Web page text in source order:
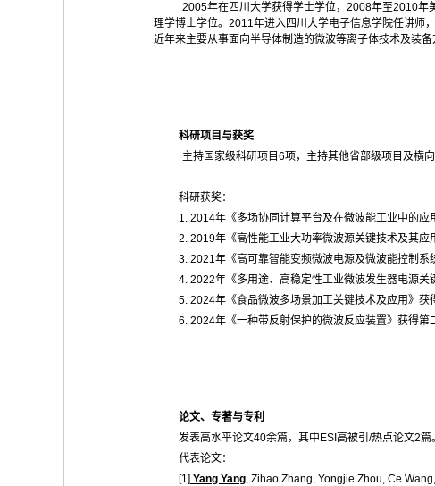
2005年在四川大学获得学士学位， 2008年至2010年
理学博士学位。 2011年进入四川大学电子信息学院任讲师
近年来主要从事面向半导体制造的微波等离子体技术及装备
科研项目与获奖
主持国家级科研项目 6项，主持其他省部级项目及横向
科研获奖：
1. 2014年《多场协同计算平台及在微波能工业中的应
2. 2019年《高性能工业大功率微波源关键技术及其应
3. 2021年《高可靠智能变频微波电源及微波能控制系
4. 2022年《多用途、高稳定性工业微波发生器电源关
5. 2024年《食品微波多场景加工关键技术及应用》获
6. 2024年《一种带反射保护的微波反应装置》获得第
论文、专著与专利
发表高水平论文40余篇，其中 ESI 高被引 /热点论文2篇。
代表论文：
[1] Yang Yang, Zihao Zhang, Yongjie Zhou, Ce